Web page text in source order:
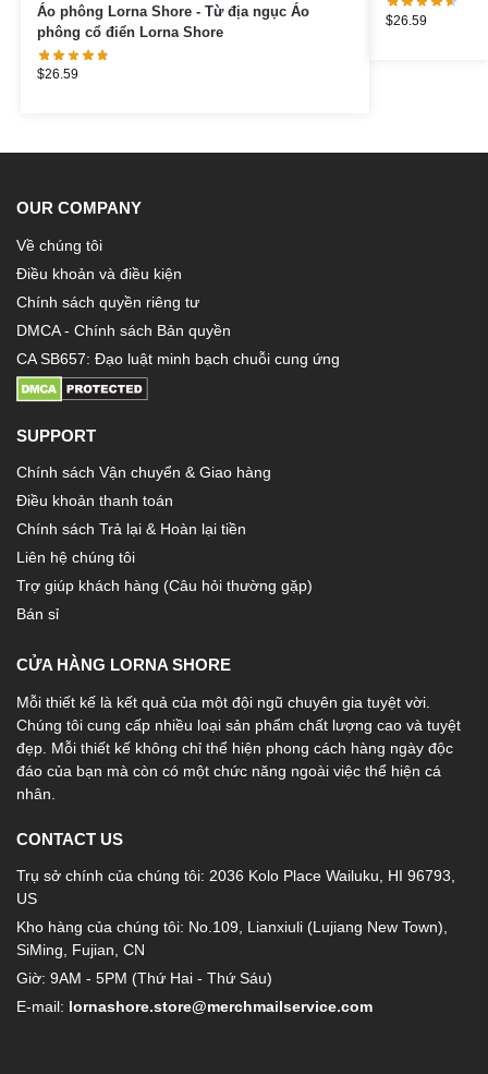
Áo phông Lorna Shore - Từ địa ngục Áo
phông cổ điển Lorna Shore
$26.59
$26.59
OUR COMPANY
Về chúng tôi
Điều khoản và điều kiện
Chính sách quyền riêng tư
DMCA - Chính sách Bản quyền
CA SB657: Đạo luật minh bạch chuỗi cung ứng
SUPPORT
Chính sách Vận chuyển & Giao hàng
Điều khoản thanh toán
Chính sách Trả lại & Hoàn lại tiền
Liên hệ chúng tôi
Trợ giúp khách hàng (Câu hỏi thường gặp)
Bán sỉ
CỬA HÀNG LORNA SHORE
Mỗi thiết kế là kết quả của một đội ngũ chuyên gia tuyệt vời.
Chúng tôi cung cấp nhiều loại sản phẩm chất lượng cao và tuyệt
đẹp. Mỗi thiết kế không chỉ thể hiện phong cách hàng ngày độc
đáo của bạn mà còn có một chức năng ngoài việc thể hiện cá
nhân.
CONTACT US
Trụ sở chính của chúng tôi: 2036 Kolo Place Wailuku, HI 96793,
US
Kho hàng của chúng tôi: No.109, Lianxiuli (Lujiang New Town),
SiMing, Fujian, CN
Giờ: 9AM - 5PM (Thứ Hai - Thứ Sáu)
E-mail: lornashore.store@merchmailservice.com